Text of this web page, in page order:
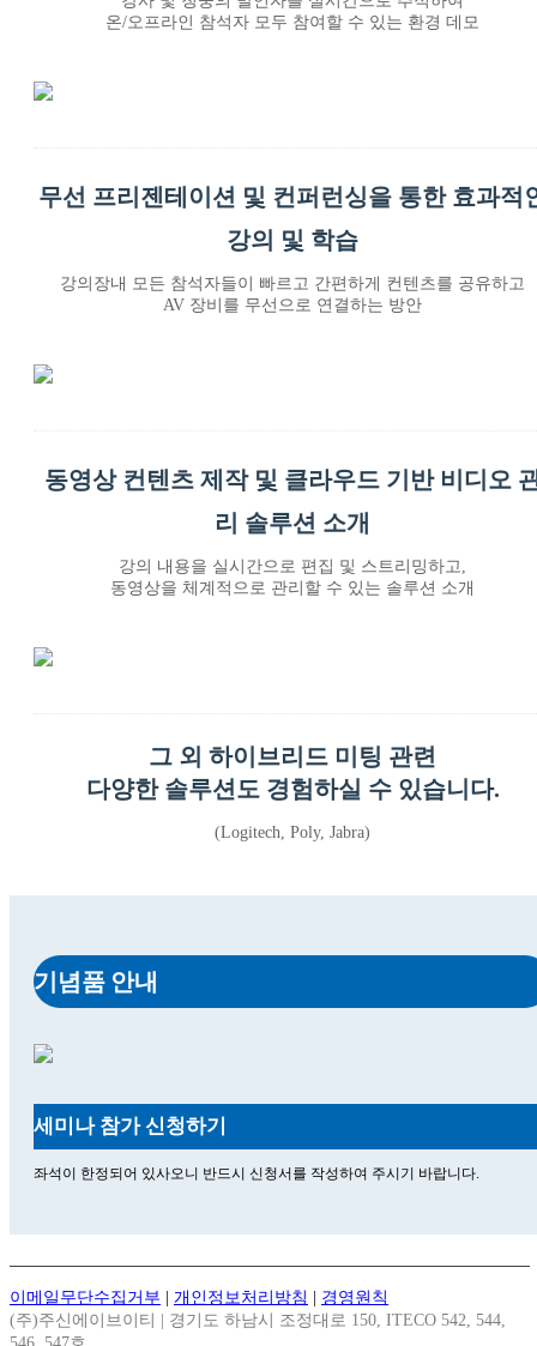
온/오프라인 참석자 모두 참여할 수 있는 환경 데모
무선 프리젠테이션 및 컨퍼런싱을 통한 효과적
강의 및 학습
강의장내 모든 참석자들이 빠르고 간편하게 컨텐츠를 공유하고
AV 장비를 무선으로 연결하는 방안
동영상 컨텐츠 제작 및 클라우드 기반 비디오
리 솔루션 소개
강의 내용을 실시간으로 편집 및 스트리밍하고,
동영상을 체계적으로 관리할 수 있는 솔루션 소개
그 외 하이브리드 미팅 관련
다양한 솔루션도 경험하실 수 있습니다.
(Logitech, Poly, Jabra)
기념품 안내
세미나 참가 신청하기
좌석이 한정되어 있사오니 반드시 신청서를 작성하여 주시기 바랍니다.
이메일무단수집거부 개인정보처리방침
경영원칙
(주)주신에이브이티 | 경기도 하남시 조정대로 150, ITECO 542, 544,